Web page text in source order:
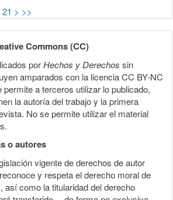
21 > >>
Commons (CC)
porHechos y Derechos sin
amparados con la licencia CC BY-NC
permite a terceros utilizar lo publicado,
la autoría del trabajo y la primera
No se permite utilizar el material
o autores
vigente de derechos de autor
reconoce y respeta el derecho moral de
así como la titularidad del derecho